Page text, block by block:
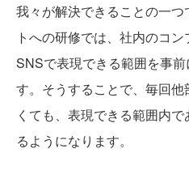
我々が解決できることの一
トへの研修では、社内のコン
SNSで表現できる範囲を事
す。そうすることで、毎回
くても、表現できる範囲内
るようになります。